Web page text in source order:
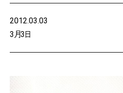
3月3日
2012.03.03